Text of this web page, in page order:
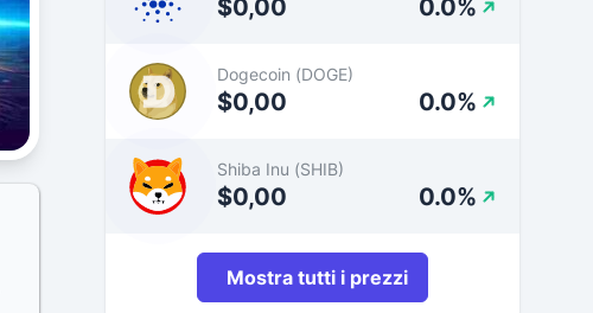
$0,00 0.0%
Dogecoin (DOGE)
$0,00 0.0%
Shiba Inu (SHIB)
$0,00 0.0%
Mostra tutti i prezzi